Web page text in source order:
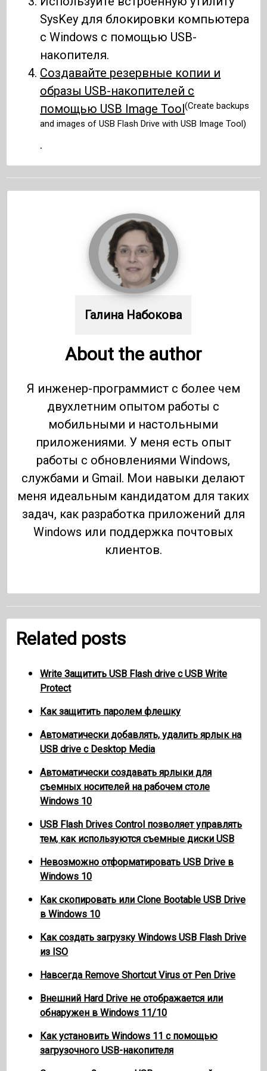
SysKey для блокировки компьютера
с Windows с помощью USB-
накопителя.
Создавайте резервные копии и
образы USB-накопителей с
помощью USB Image Tool(Create backups
and images of USB Flash Drive with USB Image Tool)
.
Галина Набокова
About the author
Я инженер-программист с более чем
двухлетним опытом работы с
мобильными и настольными
приложениями. У меня есть опыт
работы с обновлениями Windows,
службами и Gmail. Мои навыки делают
меня идеальным кандидатом для таких
задач, как разработка приложений для
Windows или поддержка почтовых
клиентов.
Related posts
Write Защитить USB Flash drive с USB Write
Protect
Как защитить паролем флешку
Автоматически добавлять, удалить ярлык на
USB drive с Desktop Media
Автоматически создавать ярлыки для
съемных носителей на рабочем столе
Windows 10
USB Flash Drives Control позволяет управлять
тем, как используются съемные диски USB
Невозможно отформатировать USB Drive в
Windows 10
Как скопировать или Clone Bootable USB Drive
в Windows 10
Как создать загрузку Windows USB Flash Drive
из ISO
Навсегда Remove Shortcut Virus от Pen Drive
Внешний Hard Drive не отображается или
обнаружен в Windows 11/10
Как установить Windows 11 с помощью
загрузочного USB-накопителя